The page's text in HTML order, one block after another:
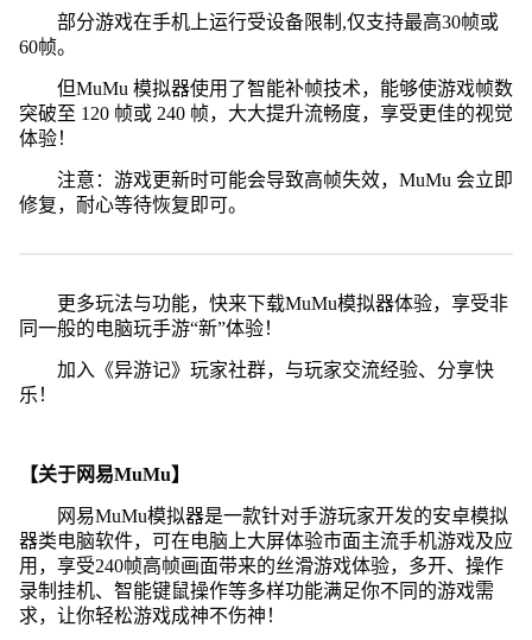
部分游戏在手机上运行受设备限制,仅支持最高30帧或
60帧。
但MuMu 模拟器使用了智能补帧技术，能够使游戏帧数
突破至 120 帧或 240 帧，大大提升流畅度，享受更佳的视觉
体验！
注意：游戏更新时可能会导致高帧失效，MuMu 会立即
修复，耐心等待恢复即可。
更多玩法与功能，快来下载MuMu模拟器体验，享受非
同一般的电脑玩手游“新”体验！
加入《异游记》玩家社群，与玩家交流经验、分享快
乐！
【关于网易MuMu】
网易MuMu模拟器是一款针对手游玩家开发的安卓模拟
器类电脑软件，可在电脑上大屏体验市面主流手机游戏及应
用，享受240帧高帧画面带来的丝滑游戏体验，多开、操作
录制挂机、智能键鼠操作等多样功能满足你不同的游戏需
求，让你轻松游戏成神不伤神！